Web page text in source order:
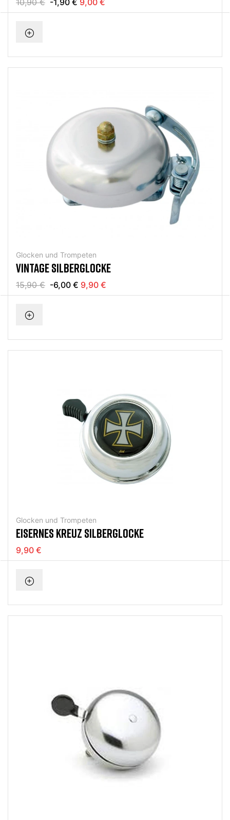
10,90 € -1,90 € 9,00 €
Glocken und Trompeten
VINTAGE SILBERGLOCKE
15,90 € -6,00 € 9,90 €
Glocken und Trompeten
EISERNES KREUZ SILBERGLOCKE
9,90 €